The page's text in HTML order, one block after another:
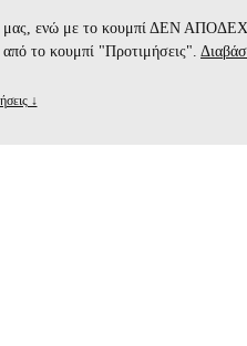
ενώ με το κουμπί ΔΕΝ
από το κουμπί "Προτιμήσεις".
↓